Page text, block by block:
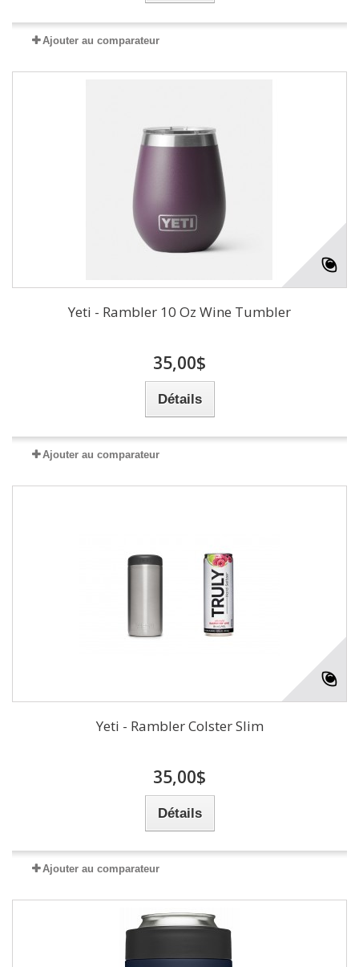
Ajouter au comparateur
Yeti - Rambler 10 Oz Wine Tumbler
35,00$
Détails
Ajouter au comparateur
Yeti - Rambler Colster Slim
35,00$
Détails
Ajouter au comparateur